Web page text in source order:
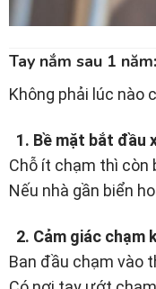
Tay nắm sau 1
Không phải lúc nào
1. Bề mặt bắt đầu
Chỗ ít chạm thì còn
Nếu nhà gần biển
2. Cảm giác chạm
Ban đầu chạm vào